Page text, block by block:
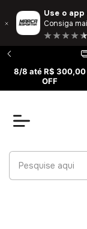
Use o app
Consiga
8/8 até R$ 300,00
OFF